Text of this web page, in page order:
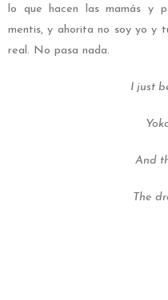
lo que hacen las mamás y
mentis, y ahorita no soy yo y
real. No pasa nada.
I just
And
The